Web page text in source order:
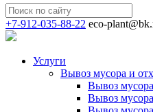
+7-912-035-88-22 eco-
Услуги
Вывоз мусора и
Вывоз
Вывоз